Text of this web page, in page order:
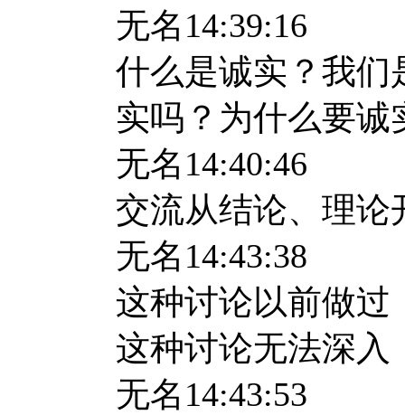
无名 14:39:16
什么是诚实？我们
实吗？为什么要
无名 14:40:46
交流从结论、理论
无名 14:43:38
这种讨论以前做过
这种讨论无法深入
无名 14:43:53